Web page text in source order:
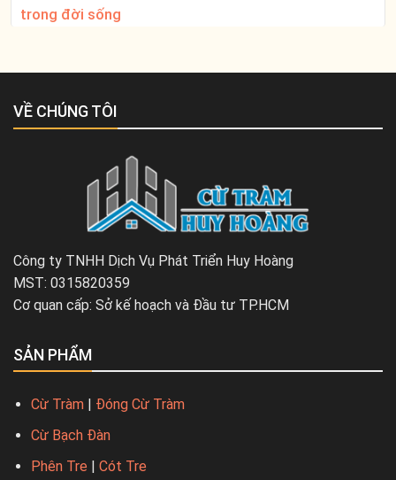
trong đời sống
VỀ CHÚNG TÔI
Công ty TNHH Dịch Vụ Phát Triển Huy Hoàng
MST: 0315820359
Cơ quan cấp: Sở kế hoạch và Đầu tư TP.HCM
SẢN PHẨM
Cừ Tràm
Đóng Cừ Tràm
Cừ Bạch Đàn
Phên Tre | Cót Tre